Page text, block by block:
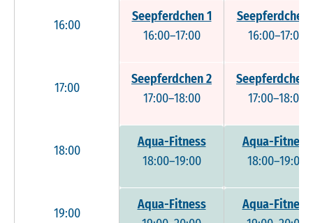
16:00
17:00
18:00
19:00
Seepferdchen 1
16:00–17:00
Seepferdchen 2
17:00–18:00
Aqua-Fitness
18:00–19:00
Aqua-Fitness
Seepferdchen
16:00–17:00
Seepferdchen
17:00–18:00
Aqua-Fitness
18:00–19:00
Aqua-Fitness